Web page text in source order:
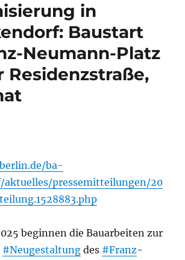
in
Baustart
Neumann-Platz
Residenzstraße,
ba-
aktuelles/pressemitteilungen/20
beginnen die Bauarbeiten zur
#Neugestaltung des #Franz-